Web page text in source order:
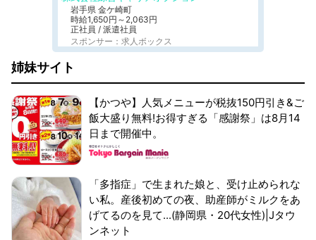
岩手県 金ケ崎町
時給1,650円～2,063円
正社員 / 派遣社員
スポンサー：求人ボックス
姉妹サイト
【かつや】人気メニューが税抜150円引き&ご
飯大盛り無料!お得すぎる「感謝祭」は8月14
日まで開催中。
「多指症」で生まれた娘と、受け止められな
い私。産後初めての夜、助産師がミルクをあ
げてるのを見て...(静岡県・20代女性)|Jタウ
ンネット